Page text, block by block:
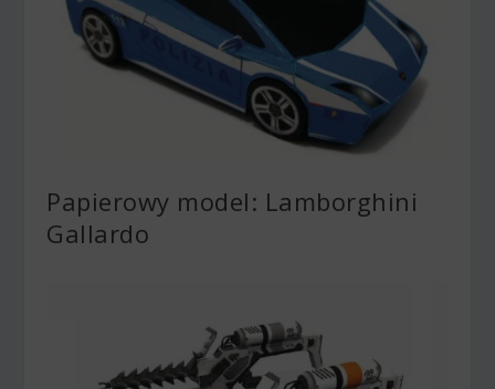
Papierowy model: Lamborghini
Gallardo